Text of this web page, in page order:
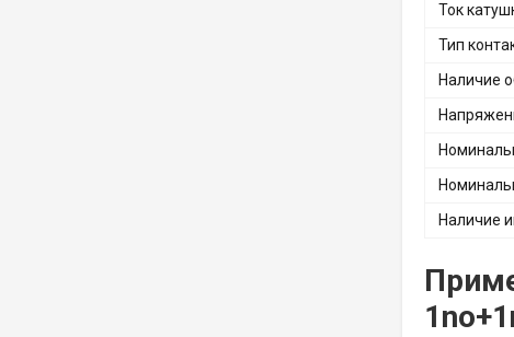
Ток
Тип
Наличие
Наличие